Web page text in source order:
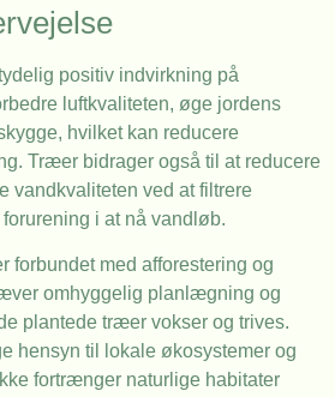
positiv indvirkning på
luftkvaliteten, øge jordens
hvilket kan reducere
Træer bidrager også til at reducere
vandkvaliteten ved at filtrere
i at nå vandløb.
forbundet med afforestering og
omhyggelig planlægning og
plantede træer vokser og trives.
hensyn til lokale økosystemer og
fortrænger naturlige habitater